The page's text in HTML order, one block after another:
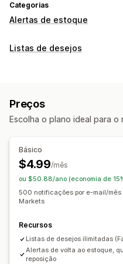
Categorias
Alertas de estoque
Notificações
Personalização
Botão de notificação
Análises e relatórios
Relatórios de estoques
Acompanhamento de
Listas de desejos
Salvar para mais tarde
Compartilhamento em
Links de compartilhamento
Várias listas
Importação e
Adicionar ao carrinho
Personalização
Branding personalizado
Ícones personalizados
Preços
Escolha o plano ideal para o
Básico
$4.99/mês
ou $50.88/ano (economia de
500 notificações por e-mail/mês
Markets
Recursos
Listas de desejos ilimitadas
Alertas de volta ao estoque,
reposição